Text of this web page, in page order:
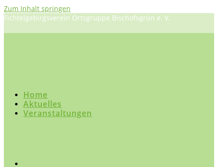
Zum Inhalt springen
Fichtelgebirgsverein Ortsgruppe Bischofsgrün e. V.
Home
Aktuelles
Veranstaltungen